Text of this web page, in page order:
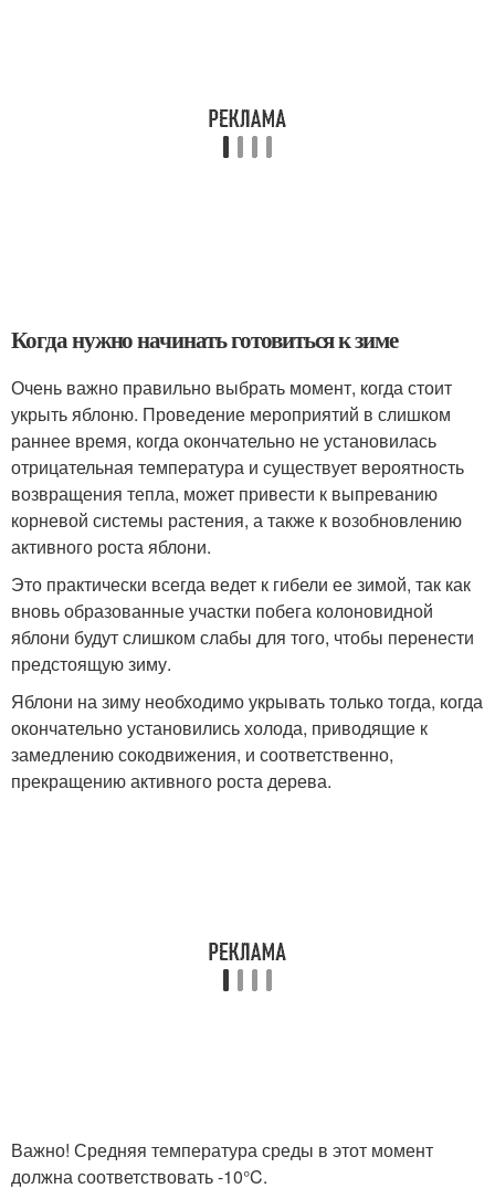
Когда нужно начинать готовиться к зиме
Очень важно правильно выбрать момент, когда стоит
укрыть яблоню. Проведение мероприятий в слишком
раннее время, когда окончательно не установилась
отрицательная температура и существует вероятность
возвращения тепла, может привести к выпреванию
корневой системы растения, а также к возобновлению
активного роста яблони.
Это практически всегда ведет к гибели ее зимой, так как
вновь образованные участки побега колоновидной
яблони будут слишком слабы для того, чтобы перенести
предстоящую зиму.
Яблони на зиму необходимо укрывать только тогда, когда
окончательно установились холода, приводящие к
замедлению сокодвижения, и соответственно,
прекращению активного роста дерева.
Важно! Средняя температура среды в этот момент
должна соответствовать -10°C.